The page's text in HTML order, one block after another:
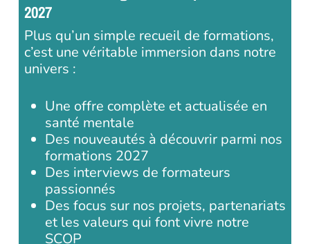
2027
Plus qu’un simple recueil de formations,
c’est une véritable immersion dans notre
univers :
Une offre complète et actualisée en
santé mentale
Des nouveautés à découvrir parmi nos
formations 2027
Des interviews de formateurs
passionnés
Des focus sur nos projets, partenariats
et les valeurs qui font vivre notre
SCOP